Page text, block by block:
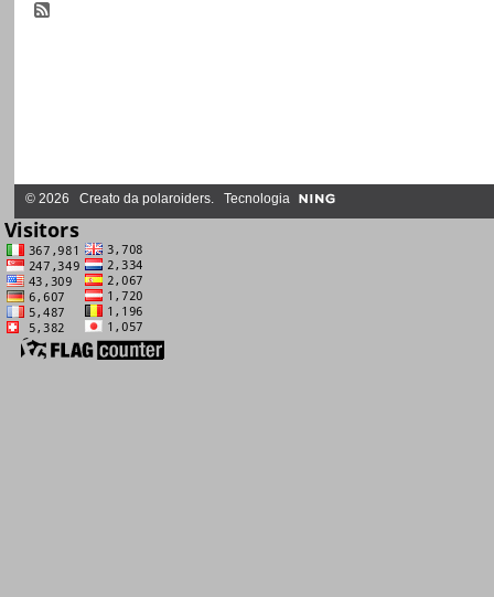
© 2026 Creato da polaroiders. Tecnologia